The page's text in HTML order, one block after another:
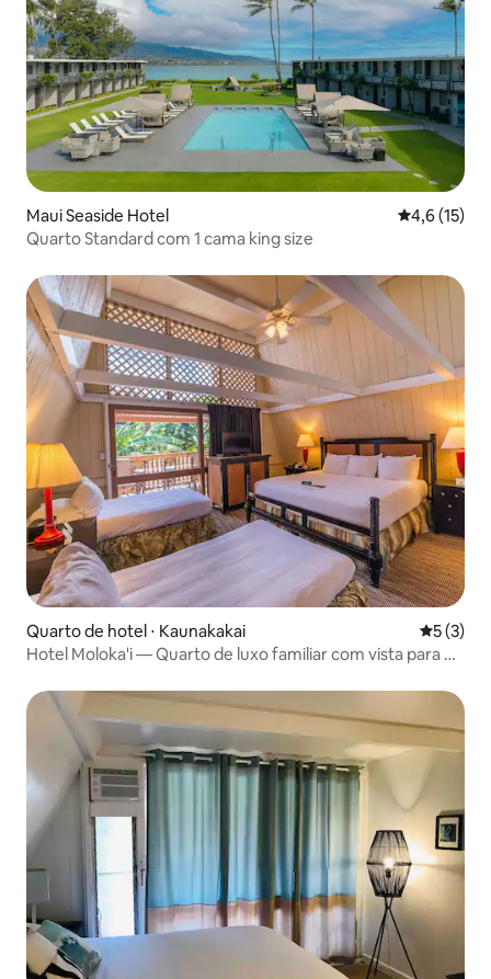
Maui Seaside Hotel 4,6 de uma
4,6 (15)
Quarto Standard com 1 cama king size
Quarto de hotel ⋅ Kaunakakai 5 de
5 (3)
Hotel Moloka'i — Quarto de luxo familiar com vista para o